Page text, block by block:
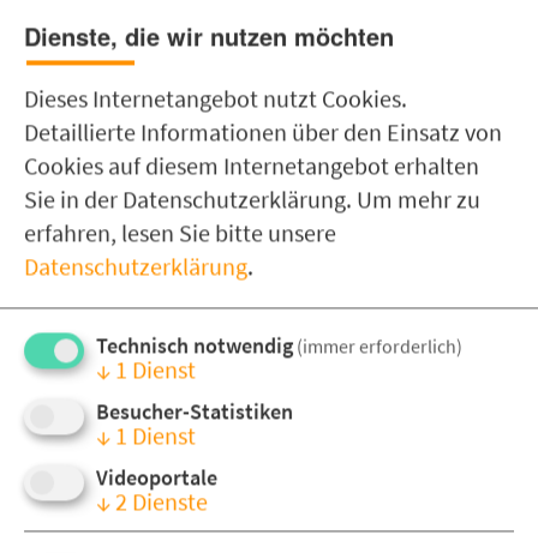
Dienste, die wir nutzen möchten
Dieses Internetangebot nutzt Cookies.
Detaillierte Informationen über den Einsatz von
Cookies auf diesem Internetangebot erhalten
Sie in der Datenschutzerklärung. Um mehr zu
erfahren, lesen Sie bitte unsere
Datenschutzerklärung.
Technisch notwendig (immer erforderlich)
↓ 1 Dienst
Besucher-Statistiken
↓ 1 Dienst
Videoportale
↓2 Dienste